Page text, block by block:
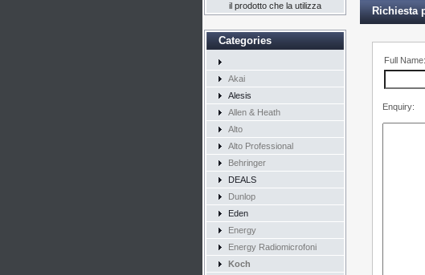
il prodotto che la utilizza
Categories
Akai
Alesis
Allen & Heath
Alto
Alto Professional
Behringer
DEALS
Dunlop
Eden
Energy
Energy Radiomicrofoni
Koch
Richiesta
Full Name:
Enquiry: